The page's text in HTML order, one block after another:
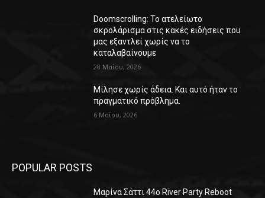
Doomscrolling: Το ατελείωτο
σκρολάρισμα στις κακές ειδήσεις που
μας εξαντλεί χωρίς να το
καταλαβαίνουμε
28 Μαΐου, 2026
Μίλησε χωρίς άδεια. Και αυτό ήταν το
πραγματικό πρόβλημα.
6 Μαΐου, 2026
POPULAR POSTS
Μαρίνα Σάττι 44o River Party Reboot